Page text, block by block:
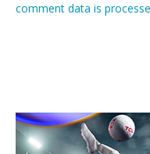
comment data is